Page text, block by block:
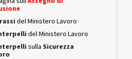
del Ministero Lavoro
del Ministero Lavoro
sulla Sicurezza